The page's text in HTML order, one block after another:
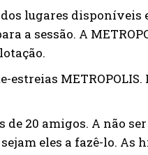
lugares disponíveis
a sessão. A
20 amigos. A não
eles a fazê-lo. As